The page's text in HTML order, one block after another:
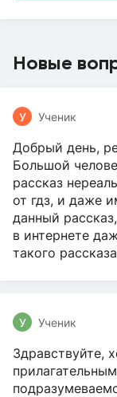
Новые
У Ученик
Добрый день,
Большой
рассказ
от гдз, и даже
данный
в интернете
такого
У Ученик
Здравствуйте,